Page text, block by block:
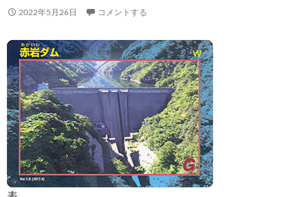
2022年5月26日 コメントする